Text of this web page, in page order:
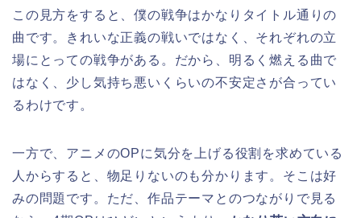
この見方をすると、僕の戦争はかなりタイトル通りの
曲です。きれいな正義の戦いではなく、それぞれの立
場にとっての戦争がある。だから、明るく燃える曲で
はなく、少し気持ち悪いくらいの不安定さが合ってい
るわけです。
一方で、アニメのOPに気分を上げる役割を求めている
人からすると、物足りないのも分かります。そこは好
みの問題です。ただ、作品テーマとのつながりで見る